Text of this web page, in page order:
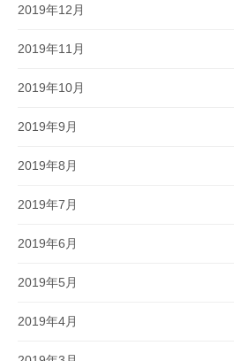
2019年12月
2019年11月
2019年10月
2019年9月
2019年8月
2019年7月
2019年6月
2019年5月
2019年4月